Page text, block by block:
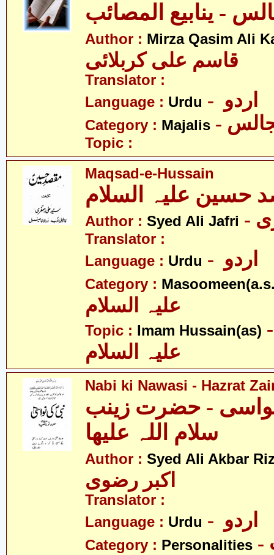
Author : Mirza Qasim Ali
قاسم علی کربلائی
Translator :
Language : Urdu
Category : Majalis
Topic :
Maqsad-e-Hussain
حسین علیہ السلام
Author : Syed Ali Jafri
Translator :
Language : Urdu
Category :
Topic : Imam Hussain(as)
علیہ السلام
Nabi ki Nawasi - Hazrat
- حضرت زینب
Author : Syed Ali Akbar
اکبر رضوی
Translator :
Language : Urdu
Category : Personalities